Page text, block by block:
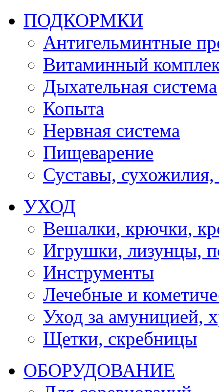
ПОДКОРМКИ
Антигельминтные
Витаминный
Дыхательная система
Копыта
Нервная система
Пищеварение
Суставы, сухожилия,
УХОД
Вешалки, крючки,
Игрушки, лизунцы,
Инструменты
Лечебные и
Уход за амуницией,
Щетки, скребницы
ОБОРУДОВАНИЕ